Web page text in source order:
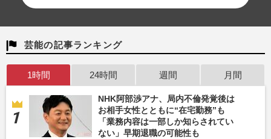
芸能の記事ランキング
1時間 24時間 週間 月間
NHK阿部渉アナ、局内不倫発覚後は
お相手女性とともに“在宅勤務”も
「業務内容は一部しか知らされてい
ない」早期退職の可能性も